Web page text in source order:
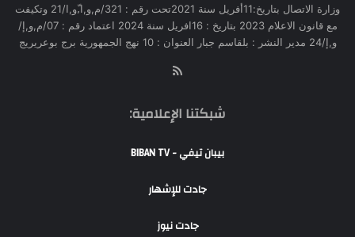
وزارة الاتصال بتاريخ:11أفريل سنة 2021تحت رقم : 321/م,و,ا,ّو,ا/21 وتكيفت
مع قانون الاعلام 2023 بتاريخ : 16افريل سنة 2024 اعتماد رقم : 07/م,و,إ/
و,إ/24 مدير النشر : بلقاسم جبار العنوان : 10 نهج الجمهورية برج بوعريريج
شبكتنا الإعلامية:
بيبان تيفي - BIBAN TV
جادت للإشهار
جادت نيوز